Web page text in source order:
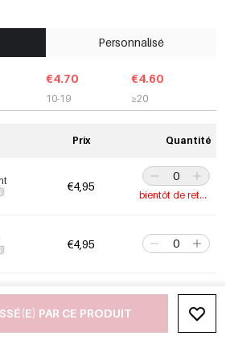
Personnalisé
€4.70
10-19
€4.60
≥20
Prix Quantité
€4,95
bientôt de retour
€4,95
PAR CE PRODUIT